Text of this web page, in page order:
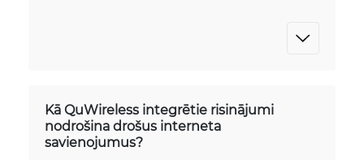
Kā QuWireless integrētie risinājumi
nodrošina drošus interneta
savienojumus?